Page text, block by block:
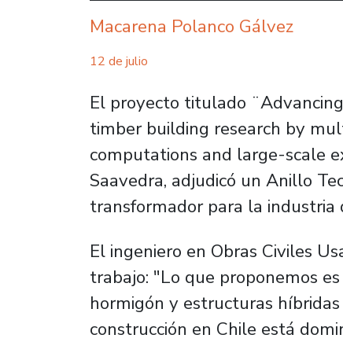
Macarena Polanco Gálvez
12 de julio
El proyecto titulado
timber building research by
computations and large-scale
Saavedra, adjudicó un Anillo
transformador para la industria
El ingeniero en Obras Civiles
trabajo: "Lo que proponemos
hormigón y estructuras
construcción en Chile está